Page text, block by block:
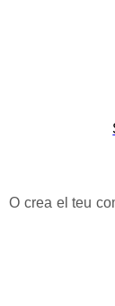
O crea el teu